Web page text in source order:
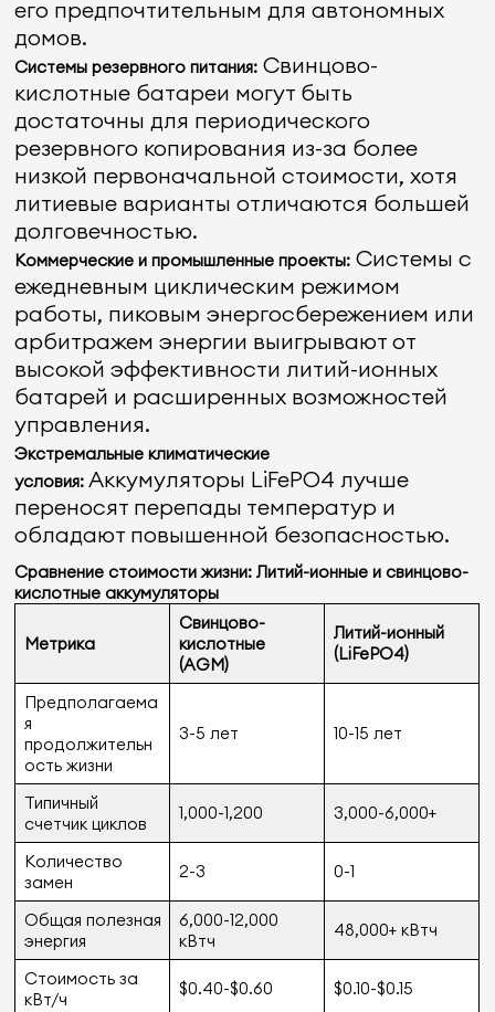
его предпочтительным для автономных
домов.
Системы резервного питания: Свинцово-
кислотные батареи могут быть
достаточны для периодического
резервного копирования из-за более
низкой первоначальной стоимости, хотя
литиевые варианты отличаются большей
долговечностью.
Коммерческие и промышленные проекты: Системы с
ежедневным циклическим режимом
работы, пиковым энергосбережением или
арбитражем энергии выигрывают от
высокой эффективности литий-ионных
батарей и расширенных возможностей
управления.
Экстремальные климатические
условия: Аккумуляторы LiFePO4 лучше
переносят перепады температур и
обладают повышенной безопасностью.
Сравнение стоимости жизни: Литий-ионные и свинцово-
кислотные аккумуляторы
Метрика
Свинцово-
кислотные
(AGM)
Литий-ионный
(LiFePO4)
Предполагаема
я
продолжительн
ость жизни
3-5 лет 10-15 лет
Типичный
счетчик циклов
1,000-1,200 3,000-6,000+
Количество
замен
2-3 0-1
Общая полезная
энергия
6,000-12,000
кВтч
48,000+ кВтч
Стоимость за
кВт/ч
$0.40-$0.60 $0.10-$0.15